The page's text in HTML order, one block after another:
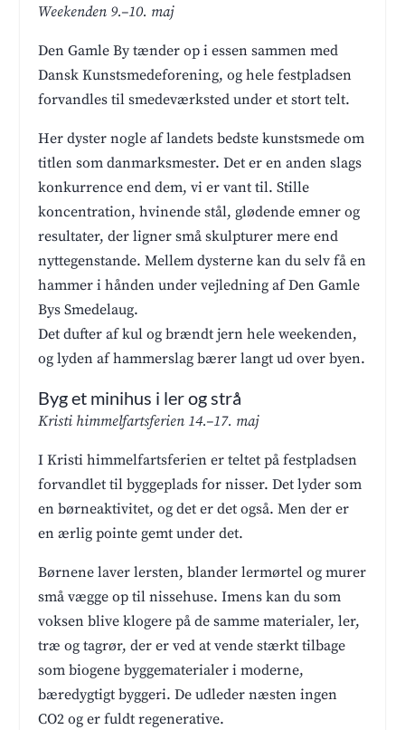
Weekenden 9.–10. maj
Den Gamle By tænder op i essen sammen med
Dansk Kunstsmedeforening, og hele festpladsen
forvandles til smedeværksted under et stort telt.
Her dyster nogle af landets bedste kunstsmede om
titlen som danmarksmester. Det er en anden slags
konkurrence end dem, vi er vant til. Stille
koncentration, hvinende stål, glødende emner og
resultater, der ligner små skulpturer mere end
nyttegenstande. Mellem dysterne kan du selv få en
hammer i hånden under vejledning af Den Gamle
Bys Smedelaug.
Det dufter af kul og brændt jern hele weekenden,
og lyden af hammerslag bærer langt ud over byen.
Byg et minihus i ler og strå
Kristi himmelfartsferien 14.–17. maj
I Kristi himmelfartsferien er teltet på festpladsen
forvandlet til byggeplads for nisser. Det lyder som
en børneaktivitet, og det er det også. Men der er
en ærlig pointe gemt under det.
Børnene laver lersten, blander lermørtel og murer
små vægge op til nissehuse. Imens kan du som
voksen blive klogere på de samme materialer, ler,
træ og tagrør, der er ved at vende stærkt tilbage
som biogene byggematerialer i moderne,
bæredygtigt byggeri. De udleder næsten ingen
CO2 og er fuldt regenerative.